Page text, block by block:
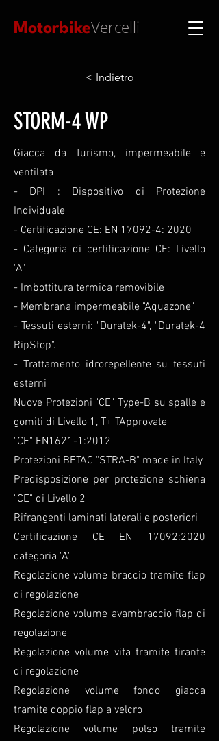
MotorbikeVercelli
< Indietro
STORM-4 WP
Giacca da Turismo, impermeabile e
ventilata
- DPI : Dispositivo di Protezione
Individuale
- Certificazione CE: EN 17092-4: 2020
- Categoria di certificazione CE: Livello
"A"
- Imbottitura termica removibile
- Membrana impermeabile "Aquazone"
- Tessuti esterni: "Duratek-4", "Duratek-4
RipStop".
- Trattamento idrorepellente su tessuti
esterni
Nuove Protezioni "CE" Type-B su spalle e
gomiti di Livello 1, T+ TApprovate
"CE" EN1621-1:2012
Protezioni BETAC "STRA-B" made in Italy
Predisposizione per protezione schiena
"CE" di Livello 2
Rifrangenti laminati laterali e posteriori
Certificazione CE EN 17092:2020
categoria "A"
Regolazione volume braccio tramite flap
di regolazione
Regolazione volume avambraccio flap di
regolazione
Regolazione volume vita tramite tirante
di regolazione
Regolazione volume fondo giacca
tramite doppio flap a velcro
Regolazione volume polso tramite